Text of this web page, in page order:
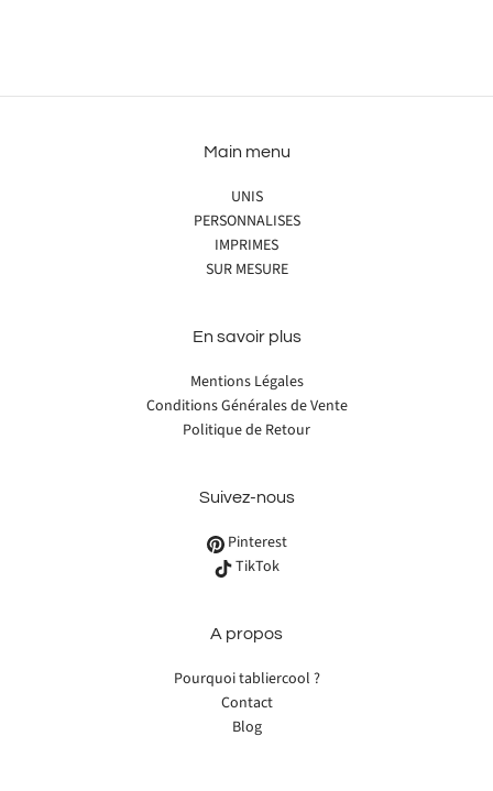
Main menu
UNIS
PERSONNALISES
IMPRIMES
SUR MESURE
En savoir plus
Mentions Légales
Conditions Générales de Vente
Politique de Retour
Suivez-nous
Pinterest
TikTok
A propos
Pourquoi tabliercool ?
Contact
Blog